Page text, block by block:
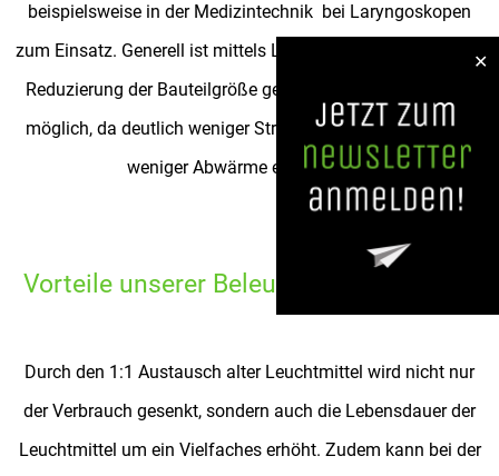
beispielsweise in der Medizintechnik bei Laryngoskopen
zum Einsatz. Generell ist mittels LED-Technologie auch eine
Reduzierung der Bauteilgröße gegenüber Halogenlampen
möglich, da deutlich weniger Strom fließt und damit auch
weniger Abwärme erzeugt wird.
Vorteile unserer Beleuchtungslösungen
Durch den 1:1 Austausch alter Leuchtmittel wird nicht nur
der Verbrauch gesenkt, sondern auch die Lebensdauer der
Leuchtmittel um ein Vielfaches erhöht. Zudem kann bei der
✕